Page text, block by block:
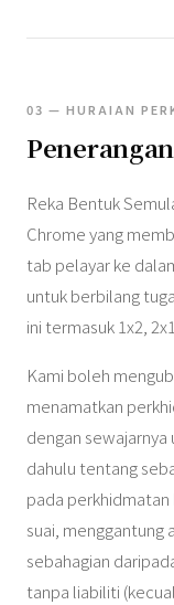
03 — HURAIAN
Reka Bentuk
Chrome yang
tab pelayar ke
untuk berbilang
ini termasuk 1x2,
Kami boleh
menamatkan
dengan
dahulu tentang
pada perkhidmatan
suai, menggantung
sebahagian
tanpa liabiliti